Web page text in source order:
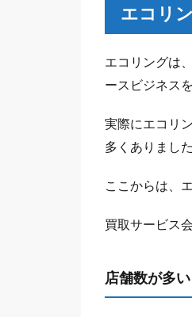
エコリ
エコリングは
ースビジネス
実際にエコリ
多くありました
ここからは、
買取サービス
店舗数が多